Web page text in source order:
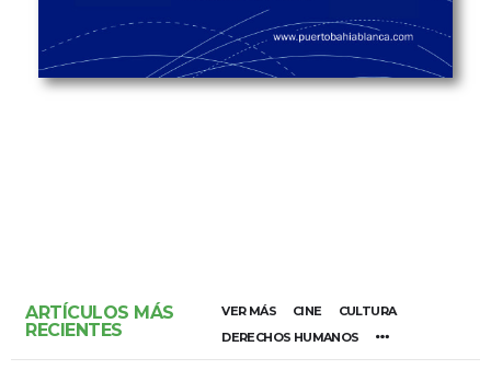
ARTÍCULOS MÁS
RECIENTES
VER MÁS CINE
CULTURA
DERECHOS HUMANOS